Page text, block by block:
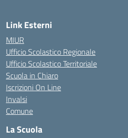
Link Esterni
MIUR
Ufficio Scolastico Regionale
Ufficio Scolastico Territoriale
Scuola in Chiaro
Iscrizioni On Line
Invalsi
Comune
La Scuola